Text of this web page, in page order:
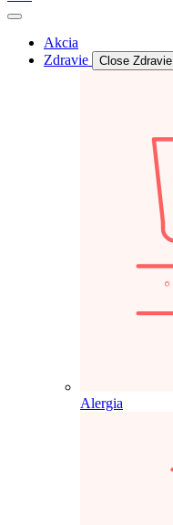
Akcia
Zdravie
Close Zdravie
Alergia